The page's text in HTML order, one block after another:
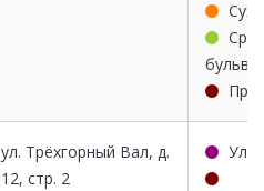
ул. Трёхгорный Вал, д.
12, стр. 2